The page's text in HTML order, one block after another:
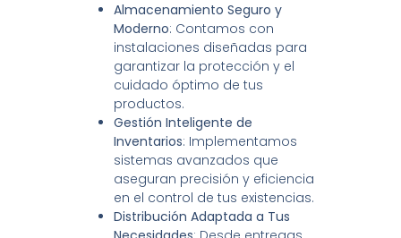
Almacenamiento Seguro y
Moderno: Contamos con
instalaciones diseñadas para
garantizar la protección y el
cuidado óptimo de tus
productos.
Gestión Inteligente de
Inventarios: Implementamos
sistemas avanzados que
aseguran precisión y eficiencia
en el control de tus existencias.
Distribución Adaptada a Tus